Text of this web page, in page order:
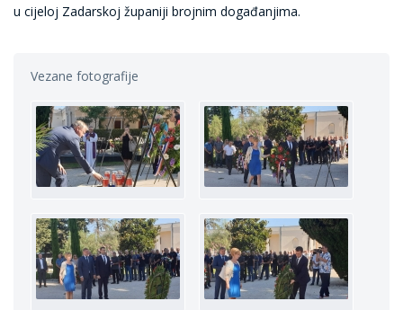
u cijeloj Zadarskoj županiji brojnim događanjima.
Vezane fotografije